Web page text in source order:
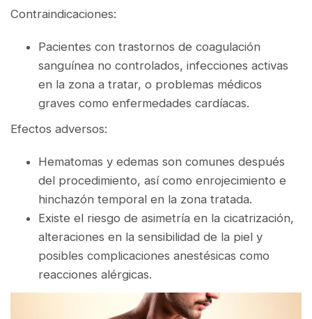
Contraindicaciones:
Pacientes con trastornos de coagulación
sanguínea no controlados, infecciones activas
en la zona a tratar, o problemas médicos
graves como enfermedades cardíacas.
Efectos adversos:
Hematomas y edemas son comunes después
del procedimiento, así como enrojecimiento e
hinchazón temporal en la zona tratada.
Existe el riesgo de asimetría en la cicatrización,
alteraciones en la sensibilidad de la piel y
posibles complicaciones anestésicas como
reacciones alérgicas.